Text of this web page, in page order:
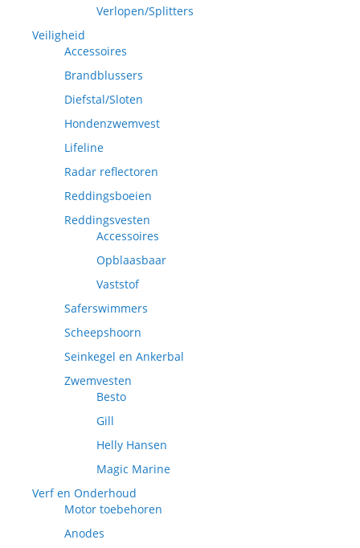
Verlopen/Splitters
Veiligheid
Accessoires
Brandblussers
Diefstal/Sloten
Hondenzwemvest
Lifeline
Radar reflectoren
Reddingsboeien
Reddingsvesten
Accessoires
Opblaasbaar
Vaststof
Saferswimmers
Scheepshoorn
Seinkegel en Ankerbal
Zwemvesten
Besto
Gill
Helly Hansen
Magic Marine
Verf en Onderhoud
Motor toebehoren
Anodes